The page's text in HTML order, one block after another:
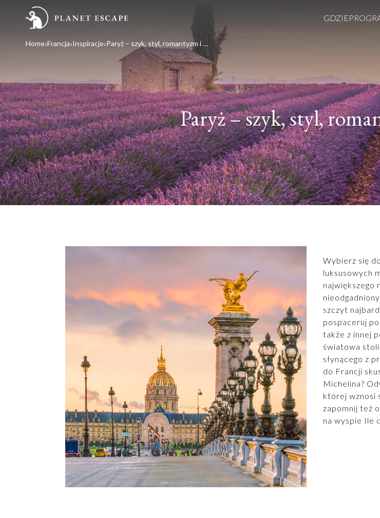
GDZIE
Home Francja Inspiracje Paryż – szyk, styl, romantyzm i rozmach
Paryż – szyk, styl,
Wybierz się
luksusowych
największego
szczyt
pospaceruj
także z innej
światowa
słynącego z
do Francji
Michelina?
której wznosi
zapomnij też
na wyspie Ile